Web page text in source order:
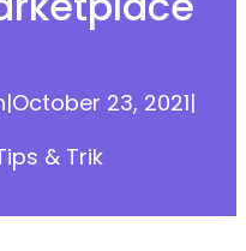
|October 23, 2021|
& Trik